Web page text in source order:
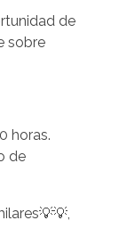
de
sobre
horas.
de